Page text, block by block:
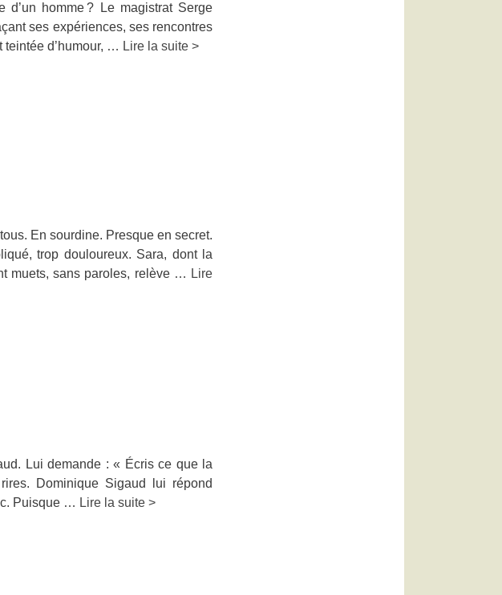
homme ? Le magistrat Serge
ses expériences, ses rencontres
teintée d’humour, … Lire la suite >
En sourdine. Presque en secret.
trop douloureux. Sara, dont la
muets, sans paroles, relève … Lire
Lui demande : « Écris ce que la
Dominique Sigaud lui répond
Puisque … Lire la suite >